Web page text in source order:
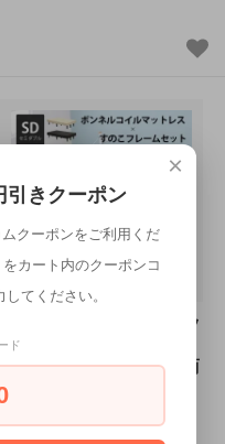
ボンネルコイルマッ
3105SD メーカー直送商
品 送料無料(北海道・沖
縄は別途送料が掛かりま
す。)
×
引きクーポン
クーポンをご利用くだ
カート内のクーポンコ
てください。
ド